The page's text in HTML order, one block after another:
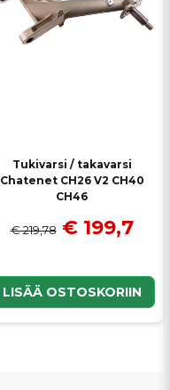
Tukivarsi / takavarsi
Chatenet CH26 V2 CH40
CH46
€ 219,78 € 199,7
LISÄÄ OSTOSKORIIN